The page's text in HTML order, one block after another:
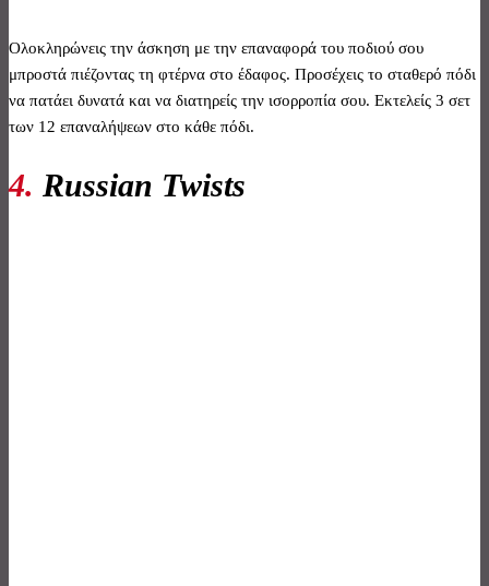
Ολοκληρώνεις την άσκηση με την επαναφορά του ποδιού σου
μπροστά πιέζοντας τη φτέρνα στο έδαφος. Προσέχεις το σταθερό πόδι
να πατάει δυνατά και να διατηρείς την ισορροπία σου. Εκτελείς 3 σετ
των 12 επαναλήψεων στο κάθε πόδι.
4. Russian Twists